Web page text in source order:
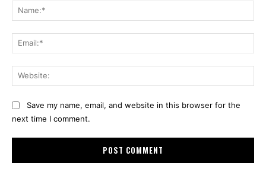
Save my name, email, and website in this browser for the
next time I comment.